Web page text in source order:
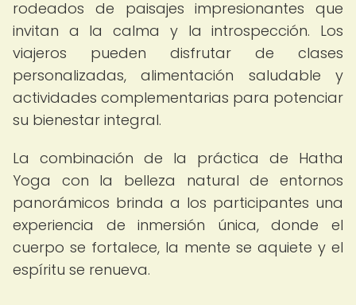
rodeados de paisajes impresionantes que
invitan a la calma y la introspección. Los
viajeros pueden disfrutar de clases
personalizadas, alimentación saludable y
actividades complementarias para potenciar
su bienestar integral.
La combinación de la práctica de Hatha
Yoga con la belleza natural de entornos
panorámicos brinda a los participantes una
experiencia de inmersión única, donde el
cuerpo se fortalece, la mente se aquiete y el
espíritu se renueva.